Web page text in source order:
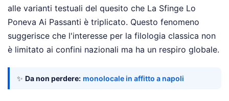
alle varianti testuali del quesito che La Sfinge Lo
Poneva Ai Passanti è triplicato. Questo fenomeno
suggerisce che l'interesse per la filologia classica non
è limitato ai confini nazionali ma ha un respiro globale.
✨ Da non perdere: monolocale in affitto a napoli